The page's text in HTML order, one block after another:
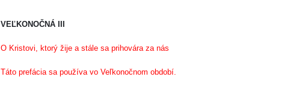
VEĽKONOČNÁ III
O Kristovi, ktorý žije a stále sa prihovára za nás
Táto prefácia sa používa vo Veľkonočnom období.